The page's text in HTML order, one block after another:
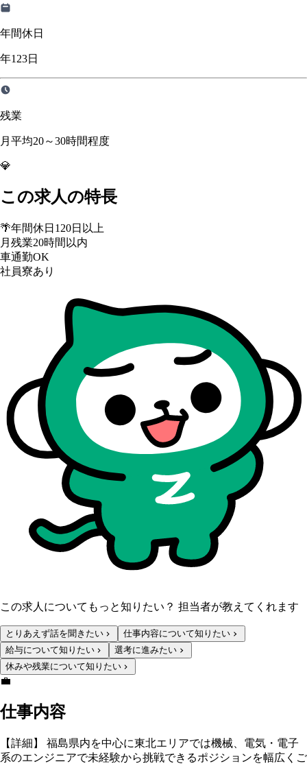
年間休日
年123日
残業
月平均20～30時間程度
💎
この求人の特長
🌴年間休日120日以上
月残業20時間以内
車通勤OK
社員寮あり
この求人についてもっと知りたい？ 担当者が教えてくれます
とりあえず話を聞きたい
仕事内容について知りたい
給与について知りたい
選考に進みたい
休みや残業について知りたい
💼
仕事内容
【詳細】 福島県内を中心に東北エリアでは機械、電気・電子
系のエンジニアで未経験から挑戦できるポジションを幅広くご